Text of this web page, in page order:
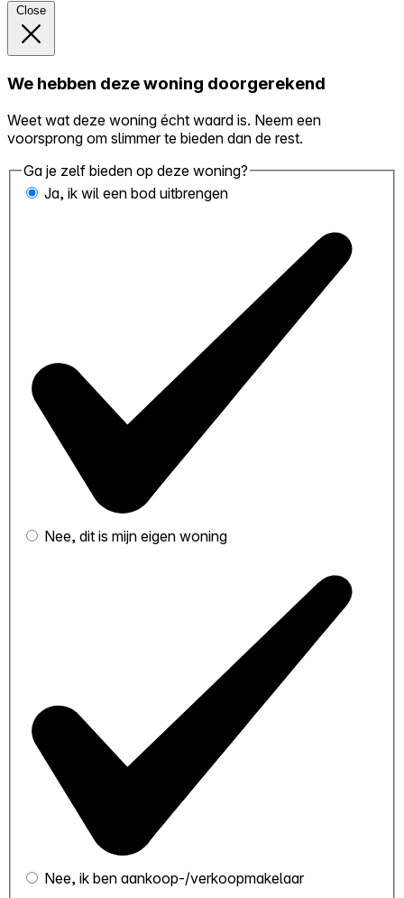
Close
We hebben deze woning doorgerekend
Weet wat deze woning écht waard is. Neem een
voorsprong om slimmer te bieden dan de rest.
Ga je zelf bieden op deze woning?
Ja, ik wil een bod uitbrengen
Nee, dit is mijn eigen woning
Nee, ik ben aankoop-/verkoopmakelaar